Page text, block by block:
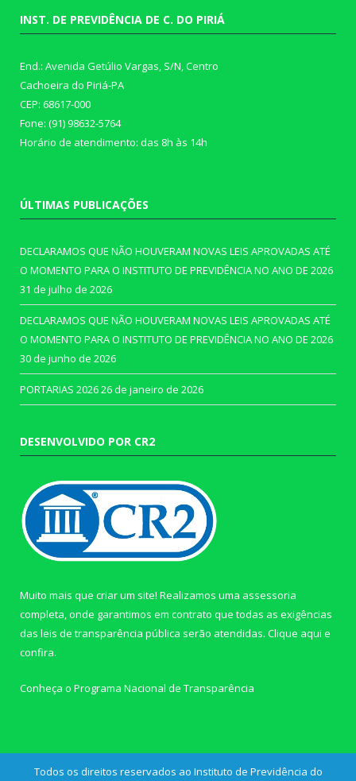
INST. DE PREVIDÊNCIA DE C. DO PIRIÁ
End.: Avenida Getúlio Vargas, S/N, Centro
Cachoeira do Piriá-PA
CEP: 68617-000
Fone: (91) 98632-5764
Horário de atendimento: das 8h às 14h
ÚLTIMAS PUBLICAÇÕES
DECLARAMOS QUE NÃO HOUVERAM NOVAS LEIS APROVADAS ATÉ
O MOMENTO PARA O INSTITUTO DE PREVIDÊNCIA NO ANO DE 2026
31 de julho de 2026
DECLARAMOS QUE NÃO HOUVERAM NOVAS LEIS APROVADAS ATÉ
O MOMENTO PARA O INSTITUTO DE PREVIDÊNCIA NO ANO DE 2026
30 de junho de 2026
PORTARIAS 202626 de janeiro de 2026
DESENVOLVIDO POR CR2
Muito mais que criar um site! Realizamos uma assessoria
completa, onde garantimos em contrato que todas as exigências
das leis de transparência pública serão atendidas. Clique aqui e
confira.
Conheça o Programa Nacional de Transparência
Todos os direitos reservados ao Instituto de Previdência do